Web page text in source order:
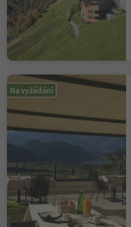
Na vyžádání